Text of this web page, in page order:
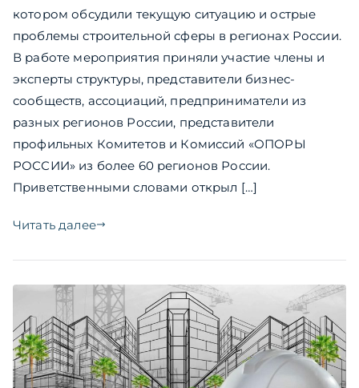
котором обсудили текущую ситуацию и острые
проблемы строительной сферы в регионах России.
В работе мероприятия приняли участие члены и
эксперты структуры, представители бизнес-
сообществ, ассоциаций, предприниматели из
разных регионов России, представители
профильных Комитетов и Комиссий «ОПОРЫ
РОССИИ» из более 60 регионов России.
Приветственными словами открыл […]
Читать далее